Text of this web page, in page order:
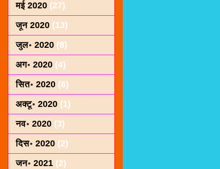
मई 2020 (27)
जून 2020 (13)
जुल॰ 2020 (8)
अग॰ 2020 (4)
सित॰ 2020 (6)
अक्टू॰ 2020 (1)
नव॰ 2020 (3)
दिस॰ 2020 (2)
जन॰ 2021 (2)